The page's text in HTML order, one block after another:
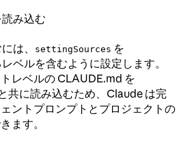
み込む
は、 settingSources を
ベルを含むように設定します。
レベルの CLAUDE.md を
共に読み込むため、Claude は完
ントプロンプトとプロジェクトの
ます。